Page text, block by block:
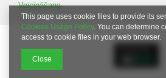
Veicināšana
This page uses cookie files to provide its
Cookies Usage Policy. You can determine
access to cookie files in your web browser.
Close